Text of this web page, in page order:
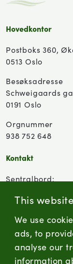
This
We use
ads, to
analyse our
information
Hovedkontor
Postboks 360,
0513 Oslo
Besøksadresse
Schweigaards
0191 Oslo
Orgnummer
938 752 648
Kontakt
Sentralbord:
Kontaktskjema